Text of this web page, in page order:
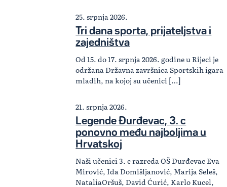
25. srpnja 2026.
Tri dana sporta, prijateljstva i
zajedništva
Od 15. do 17. srpnja 2026. godine u Rijeci je
održana Državna završnica Sportskih igara
mladih, na kojoj su učenici […]
21. srpnja 2026.
Legende Đurđevac, 3. c
ponovno među najboljima u
Hrvatskoj
Naši učenici 3. c razreda OŠ Đurđevac Eva
Mirović, Ida Domišljanović, Marija Seleš,
NataliaOršuš, David Ćurić, Karlo Kucel,